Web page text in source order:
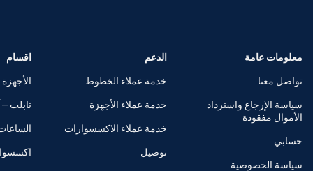
معلومات عامة
تواصل معنا
سياسة الإرجاع واسترداد
الأموال مفقودة
حسابي
سياسة الخصوصية
الدعم
خدمة عملاء الخطوط
خدمة عملاء الأجهزة
خدمة عملاء الاكسسوارات
توصيل
اقسام
تابلت –